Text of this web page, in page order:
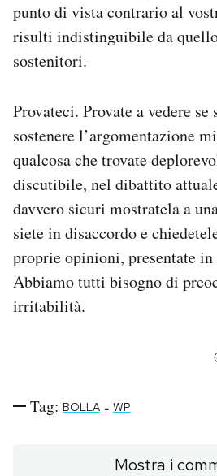
punto di vista contrario al
risulti indistinguibile da
sostenitori.
Provateci. Provate a vedere
sostenere l’argomentazione
qualcosa che trovate
discutibile, nel dibattito
davvero sicuri mostratela a
siete in disaccordo e
proprie opinioni, presentate in
Abbiamo tutti bisogno di
irritabilità.
Tag: BOLLA - WP
Mostra i